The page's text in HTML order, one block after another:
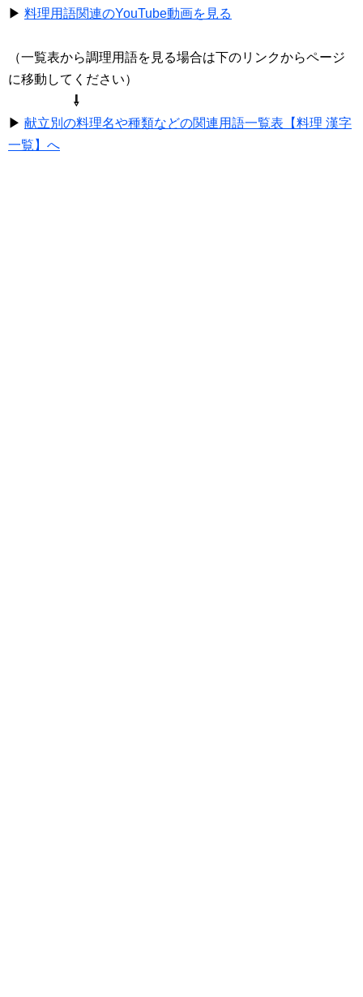
▶ 料理用語関連のYouTube動画を見る
（一覧表から調理用語を見る場合は下のリンクからページ
に移動してください）
⇩
▶ 献立別の料理名や種類などの関連用語一覧表【料理 漢字
一覧】へ